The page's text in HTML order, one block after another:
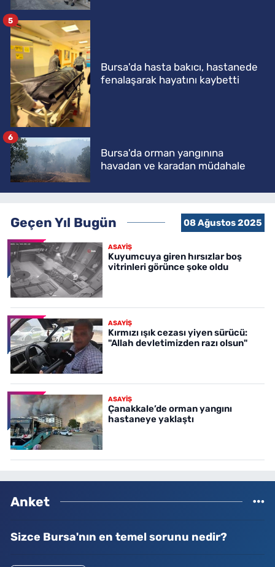
Bursa'da hasta bakıcı, hastanede
fenalaşarak hayatını kaybetti
5
Bursa'da orman yangınına
havadan ve karadan müdahale
6
Geçen Yıl Bugün 08 Ağustos 2025
ASAYİŞ
Kuyumcuya giren hırsızlar boş
vitrinleri görünce şoke oldu
ASAYİŞ
Kırmızı ışık cezası yiyen sürücü:
"Allah devletimizden razı olsun"
ASAYİŞ
Çanakkale’de orman yangını
hastaneye yaklaştı
Anket
Sizce Bursa'nın en temel sorunu nedir?